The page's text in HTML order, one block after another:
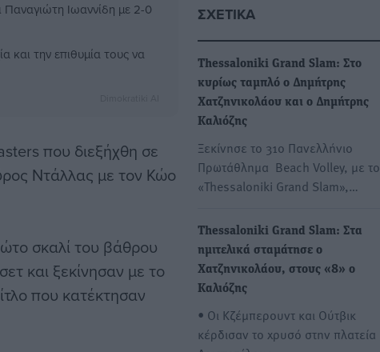
Ιωαννίδη με 2-0
και την επιθυμία τους να
που διεξήχθη σε
Ντάλλας με τον Κώο
σκαλί του βάθρου
και ξεκίνησαν με το
που κατέκτησαν
ΣΧΕΤΙΚΆ
Thessaloniki Grand Slam: Στο
κυρίως ταμπλό ο Δημήτρης
Χατζηνικολάου και ο Δημήτρης
Καλιόζης
Ξεκίνησε το 31ο Πανελλήνιο
Πρωτάθλημα Beach Volley, με το
«Thessaloniki Grand Slam»,…
Thessaloniki Grand Slam: Στα
ημιτελικά σταμάτησε ο
Χατζηνικολάου, στους «8» ο
Καλιόζης
• Οι Κζέμπερουντ και Ούτβικ
κέρδισαν το χρυσό στην πλατεία